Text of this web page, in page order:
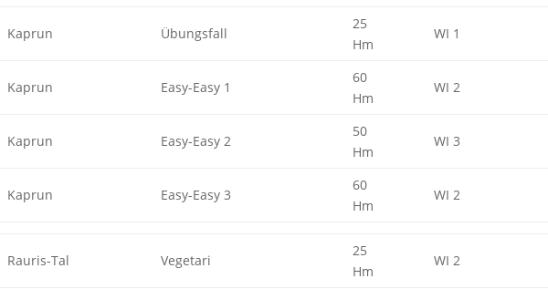
Kaprun Übungsfall
25
Hm
WI 1
Kaprun Easy-Easy 1
60
Hm
WI 2
Kaprun Easy-Easy 2
50
Hm
WI 3
Kaprun Easy-Easy 3
60
Hm
WI 2
Rauris-Tal Vegetari
25
Hm
WI 2